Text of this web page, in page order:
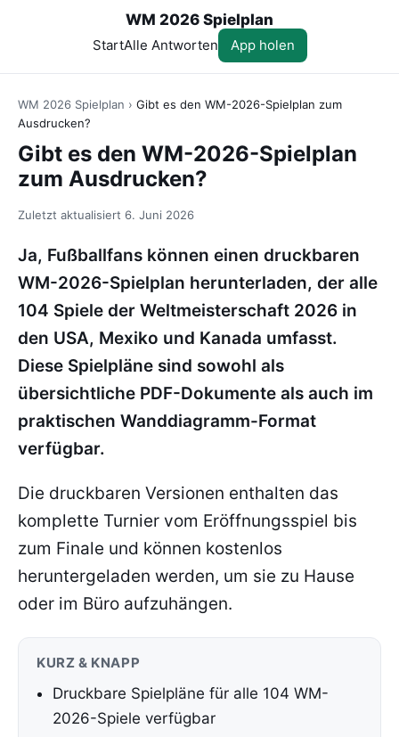
WM 2026 Spielplan
StartAlle Antworten App holen
WM 2026 Spielplan › Gibt es den WM-2026-Spielplan zum
Ausdrucken?
Gibt es den WM-2026-Spielplan
zum Ausdrucken?
Zuletzt aktualisiert 6. Juni 2026
Ja, Fußballfans können einen druckbaren
WM-2026-Spielplan herunterladen, der alle
104 Spiele der Weltmeisterschaft 2026 in
den USA, Mexiko und Kanada umfasst.
Diese Spielpläne sind sowohl als
übersichtliche PDF-Dokumente als auch im
praktischen Wanddiagramm-Format
verfügbar.
Die druckbaren Versionen enthalten das
komplette Turnier vom Eröffnungsspiel bis
zum Finale und können kostenlos
heruntergeladen werden, um sie zu Hause
oder im Büro aufzuhängen.
KURZ & KNAPP
Druckbare Spielpläne für alle 104 WM-
2026-Spiele verfügbar